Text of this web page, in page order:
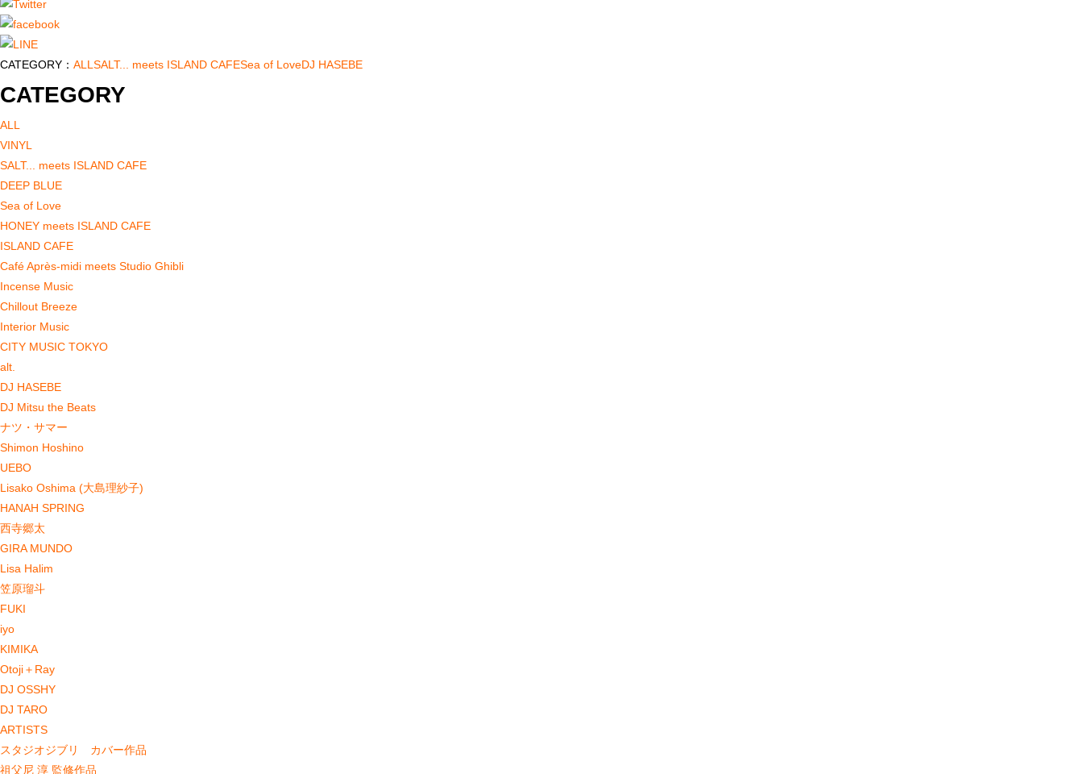
CATEGORY： ALL SALT... meets ISLAND CAFESea of LoveDJ HASEBE
CATEGORY
ALL
VINYL
SALT... meets ISLAND CAFE
DEEP BLUE
Sea of Love
HONEY meets ISLAND CAFE
ISLAND CAFE
Café Après-midi meets Studio Ghibli
Incense Music
Chillout Breeze
Interior Music
CITY MUSIC TOKYO
alt.
DJ HASEBE
DJ Mitsu the Beats
ナツ・サマー
Shimon Hoshino
UEBO
Lisako Oshima (大島理紗子)
HANAH SPRING
西寺郷太
GIRA MUNDO
Lisa Halim
笠原瑠斗
FUKI
iyo
KIMIKA
Otoji＋Ray
DJ OSSHY
DJ TARO
ARTISTS
スタジオジブリ カバー作品
祖父尼 淳 監修作品